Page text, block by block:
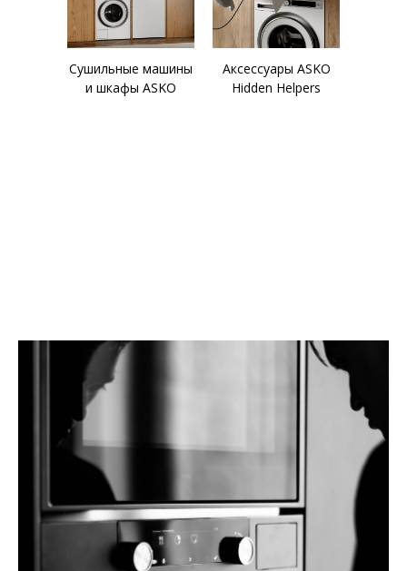
Сушильные машины
и шкафы ASKO
Аксессуары ASKO
Hidden Helpers